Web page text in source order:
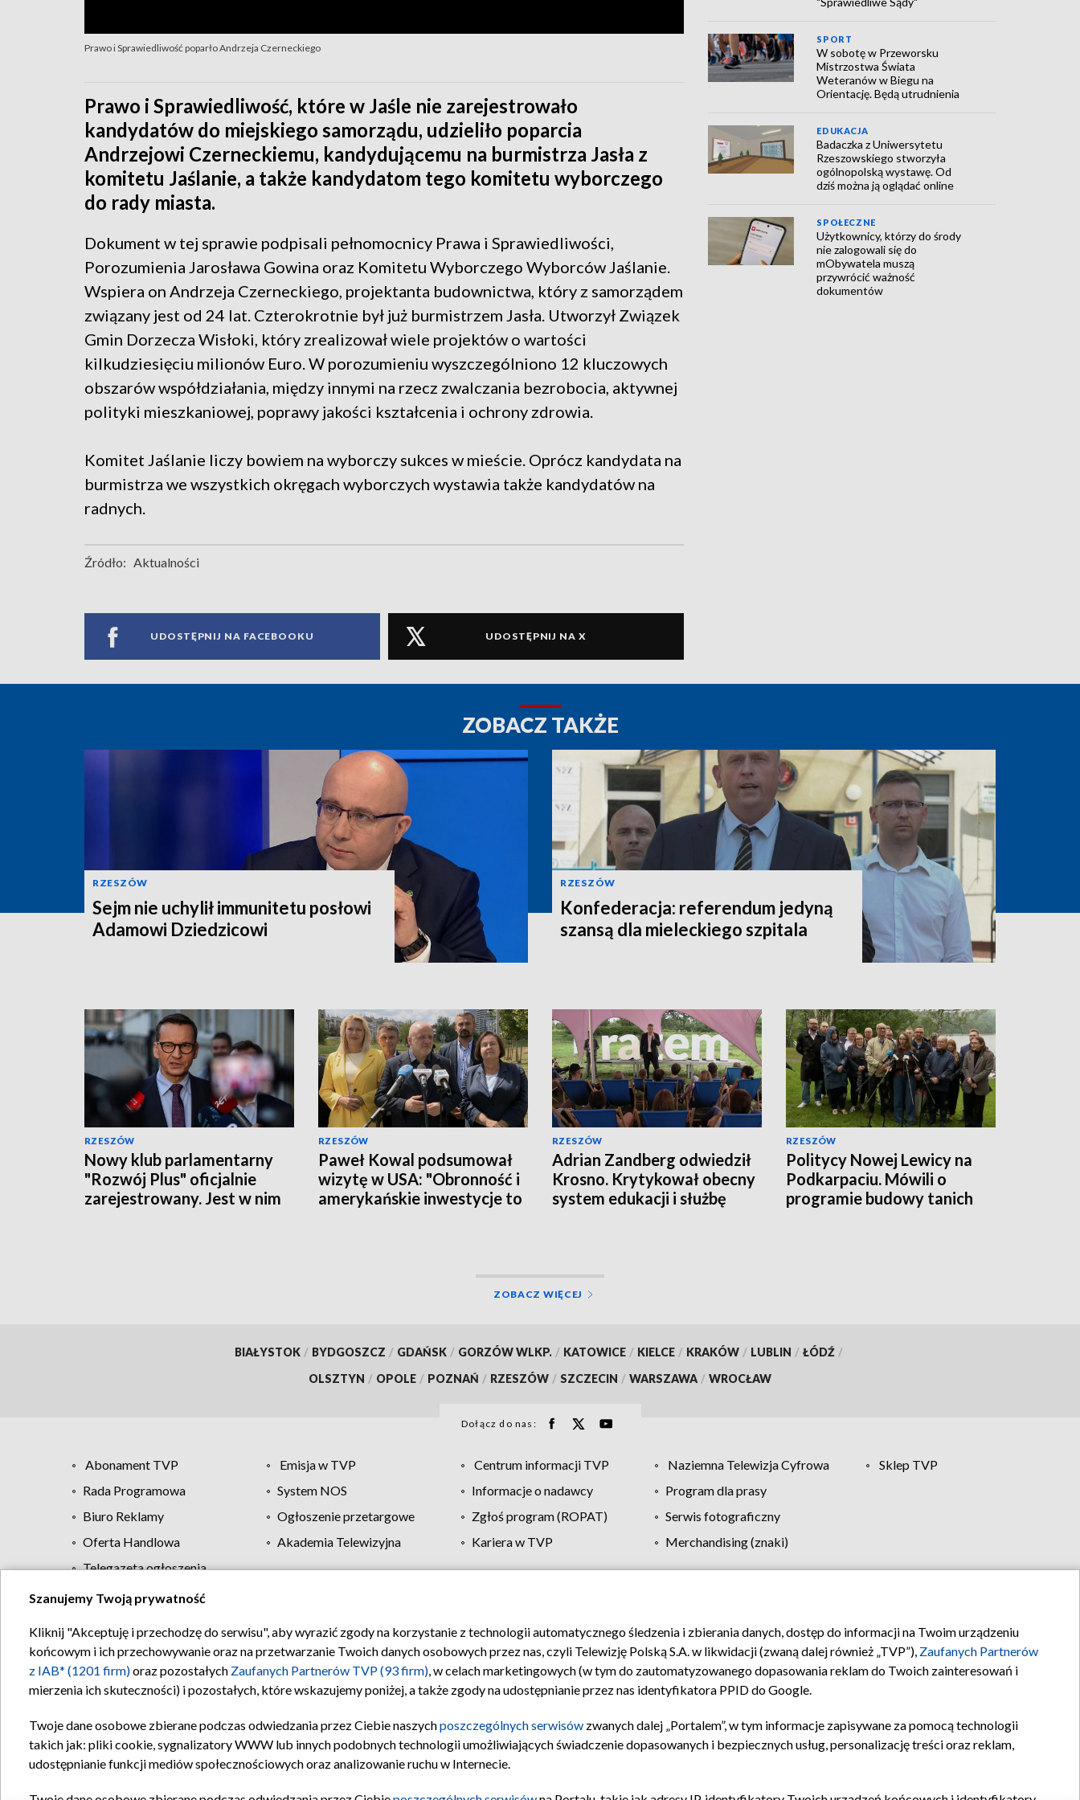
Prawo i Sprawiedliwość poparło Andrzeja Czerneckiego
Prawo i Sprawiedliwość, które w Jaśle nie zarejestrowało
kandydatów do miejskiego samorządu, udzieliło poparcia
Andrzejowi Czerneckiemu, kandydującemu na burmistrza Jasła z
komitetu Jaślanie, a także kandydatom tego komitetu wyborczego
do rady miasta.
Dokument w tej sprawie podpisali pełnomocnicy Prawa i Sprawiedliwości,
Porozumienia Jarosława Gowina oraz Komitetu Wyborczego Wyborców Jaślanie.
Wspiera on Andrzeja Czerneckiego, projektanta budownictwa, który z samorządem
związany jest od 24 lat. Czterokrotnie był już burmistrzem Jasła. Utworzył Związek
Gmin Dorzecza Wisłoki, który zrealizował wiele projektów o wartości
kilkudziesięciu milionów Euro. W porozumieniu wyszczególniono 12 kluczowych
obszarów współdziałania, między innymi na rzecz zwalczania bezrobocia, aktywnej
polityki mieszkaniowej, poprawy jakości kształcenia i ochrony zdrowia.
Komitet Jaślanie liczy bowiem na wyborczy sukces w mieście. Oprócz kandydata na
burmistrza we wszystkich okręgach wyborczych wystawia także kandydatów na
radnych.
Źródło: Aktualności
UDOSTĘPNIJ NA FACEBOOKU UDOSTĘPNIJ NA X
SPORT
W sobotę w Przeworsku
Mistrzostwa Świata
Weteranów w Biegu na
Orientację. Będą utrudnienia
EDUKACJA
Badaczka z Uniwersytetu
Rzeszowskiego stworzyła
ogólnopolską wystawę. Od
dziś można ją oglądać online
SPOŁECZNE
Użytkownicy, którzy do środy
nie zalogowali się do
mObywatela muszą
przywrócić ważność
dokumentów
ZOBACZ TAKŻE
RZESZÓW
Sejm nie uchylił immunitetu posłowi
Adamowi Dziedzicowi
RZESZÓW
Konfederacja: referendum jedyną
szansą dla mieleckiego szpitala
RZESZÓW
Nowy klub parlamentarny
"Rozwój Plus" oficjalnie
zarejestrowany. Jest w nim
RZESZÓW
Paweł Kowal podsumował
wizytę w USA: "Obronność i
amerykańskie inwestycje to
RZESZÓW
Adrian Zandberg odwiedził
Krosno. Krytykował obecny
system edukacji i służbę
RZESZÓW
Politycy Nowej Lewicy na
Podkarpaciu. Mówili o
programie budowy tanich
ZOBACZ WIĘCEJ
BIAŁYSTOK / BYDGOSZCZ / GDAŃSK / GORZÓW WLKP. / KATOWICE / KIELCE / KRAKÓW / LUBLIN / ŁÓDŹ /
OLSZTYN / OPOLE / POZNAŃ / RZESZÓW / SZCZECIN / WARSZAWA / WROCŁAW
Dołącz do nas:
Abonament TVP Emisja w TVP Centrum informacji TVP Naziemna Telewizja Cyfrowa
Sklep TVP
Rada Programowa
System NOS Informacje o nadawcy
Program dla prasy
Biuro Reklamy
Ogłoszenie przetargowe Zgłoś program (ROPAT)
Serwis fotograficzny
Oferta Handlowa
Akademia Telewizyjna Kariera w TVP
Merchandising (znaki)
Telegazeta ogłoszenia
Regulamin TVP Polityka prywatności Moje zgody Pomoc Biuro reklamy Kontakt
Szanujemy Twoją prywatność
Kliknij "Akceptuję i przechodzę do serwisu", aby wyrazić zgody na korzystanie z technologii automatycznego śledzenia i zbierania danych, dostęp do informacji na Twoim urządzeniu
końcowym i ich przechowywanie oraz na przetwarzanie Twoich danych osobowych przez nas, czyli Telewizję Polską S.A. w likwidacji (zwaną dalej również „TVP”), Zaufanych Partnerów
z IAB* (1201 firm)oraz pozostałych Zaufanych Partnerów TVP (93 firm), w celach marketingowych (w tym do zautomatyzowanego dopasowania reklam do Twoich zainteresowań i
mierzenia ich skuteczności) i pozostałych, które wskazujemy poniżej, a także zgody na udostępnianie przez nas identyfikatora PPID do Google.
Twoje dane osobowe zbierane podczas odwiedzania przez Ciebie naszychposzczególnych serwisów zwanych dalej „Portalem”, w tym informacje zapisywane za pomocą technologii
takich jak: pliki cookie, sygnalizatory WWW lub innych podobnych technologii umożliwiających świadczenie dopasowanych i bezpiecznych usług, personalizację treści oraz reklam,
udostępnianie funkcji mediów społecznościowych oraz analizowanie ruchu w Internecie.